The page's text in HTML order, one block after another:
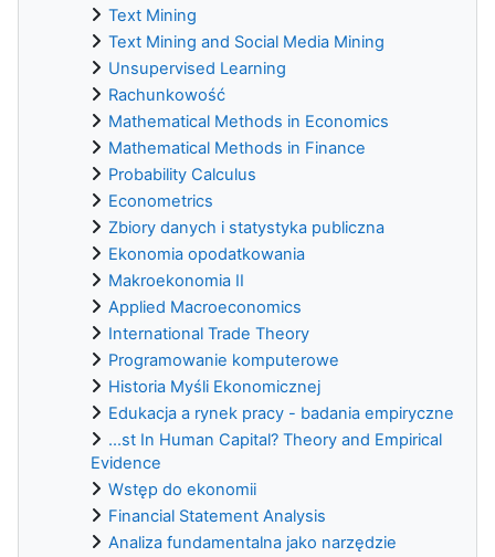
Text Mining
Text Mining and Social Media Mining
Unsupervised Learning
Rachunkowość
Mathematical Methods in Economics
Mathematical Methods in Finance
Probability Calculus
Econometrics
Zbiory danych i statystyka publiczna
Ekonomia opodatkowania
Makroekonomia II
Applied Macroeconomics
International Trade Theory
Programowanie komputerowe
Historia Myśli Ekonomicznej
Edukacja a rynek pracy - badania empiryczne
...st In Human Capital? Theory and Empirical
Evidence
Wstęp do ekonomii
Financial Statement Analysis
Analiza fundamentalna jako narzędzie